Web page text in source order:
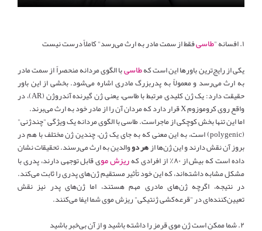
۱. افسانه " طاسیفقط از سمت مادر به ارث می‌رسد" کاملاً درست نیست
یکی از رایج‌ترین باورها این است کهطاسیبا الگوی مردانه منحصراً از سمت مادر
به ارث می‌رسد و معمولاً به پدربزرگ مادری اشاره می‌شود. بخشی از این باور
حقیقت دارد: یک ژن کلیدی مرتبط با طاسی، یعنی ژن گیرنده آندروژن (AR)، در
واقع روی کروموزوم X قرار دارد که مردان آن را از مادر خود به ارث می‌برند.
اما این تنها بخش کوچکی از ماجراست. طاسی با الگوی مردانه یک ویژگی "چندژنی"
(polygenic) است، به این معنی که به جای یک ژن، چندین ژن مختلف با هم در
بروز آن نقش دارند و این ژن‌ها ازهر دووالدین به ارث می‌رسند. تحقیقات نشان
داده است که بیش از ۸۰٪ از افرادی که
ریزش موی قابل توجهی دارند، پدری با
مشکل مشابه داشته‌اند، که این خود تأثیر مستقیم ژن‌های پدری را ثابت می‌کند.
در نتیجه، اگرچه ژن‌های مادری مهم هستند، اما ژن‌های پدر نیز نقش
تعیین‌کننده‌ای در "قرعه‌کشی ژنتیکی" ریزش موی شما ایفا می‌کنند.
۲. شما ممکن است ژن موی قرمز را داشته باشید و از آن بی‌خبر باشید